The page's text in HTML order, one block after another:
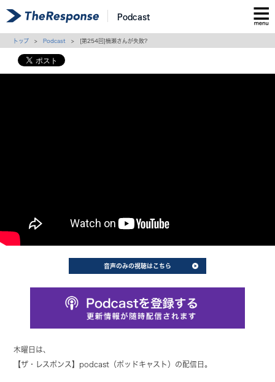
Podcast
トップ > Podcast > [第254回]楠瀬さんが失敗?
音声のみの視聴はこちら
木曜日は、
【ザ・レスポンス】podcast（ポッドキャスト）の配信日。